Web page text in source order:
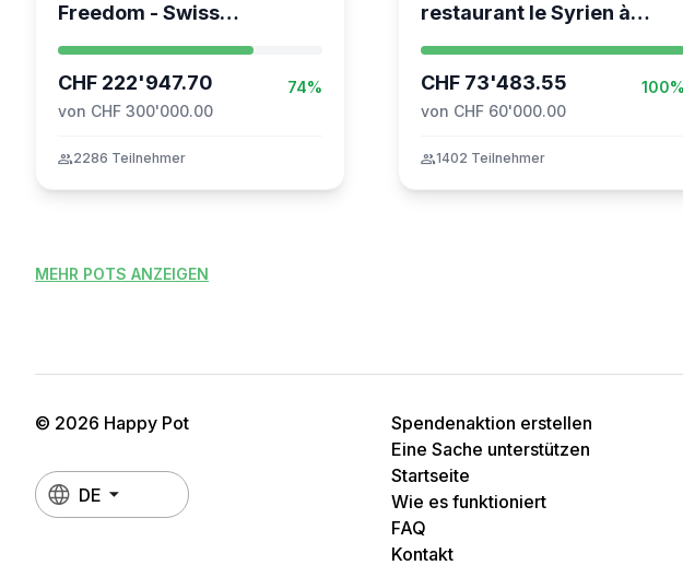
Freedom - Swiss
coordination for the Global
Movement to Gaza
CHF 222'947.70
74%
von CHF 300'000.00
group2286 Teilnehmer
restaurant le Syrien à
Vevey
CHF 73'483.55
100%
von CHF 60'000.00
group1402 Teilnehmer
MEHR POTS ANZEIGEN
© 2026 Happy Pot
DE
Spendenaktion erstellen
Eine Sache unterstützen
Startseite
Wie es funktioniert
FAQ
Kontakt